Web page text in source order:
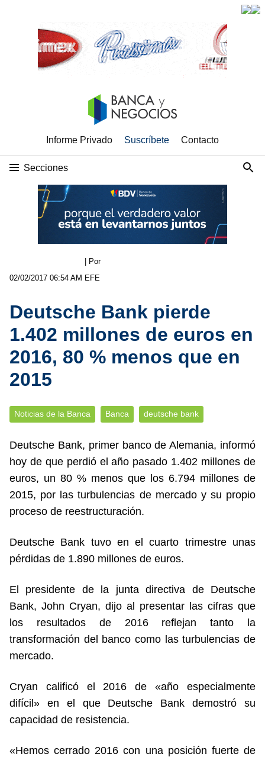
Informe Privado Suscríbete Contacto
Secciones
02/02/2017 06:54 AM
| Por
EFE
Deutsche Bank pierde
1.402 millones de euros en
2016, 80 % menos que en
2015
Noticias de la Banca Banca deutsche bank
Deutsche Bank, primer banco de Alemania, informó
hoy de que perdió el año pasado 1.402 millones de
euros, un 80 % menos que los 6.794 millones de
2015, por las turbulencias de mercado y su propio
proceso de reestructuración.
Deutsche Bank tuvo en el cuarto trimestre unas
pérdidas de 1.890 millones de euros.
El presidente de la junta directiva de Deutsche
Bank, John Cryan, dijo al presentar las cifras que
los resultados de 2016 reflejan tanto la
transformación del banco como las turbulencias de
mercado.
Cryan calificó el 2016 de «año especialmente
difícil» en el que Deutsche Bank demostró su
capacidad de resistencia.
«Hemos cerrado 2016 con una posición fuerte de